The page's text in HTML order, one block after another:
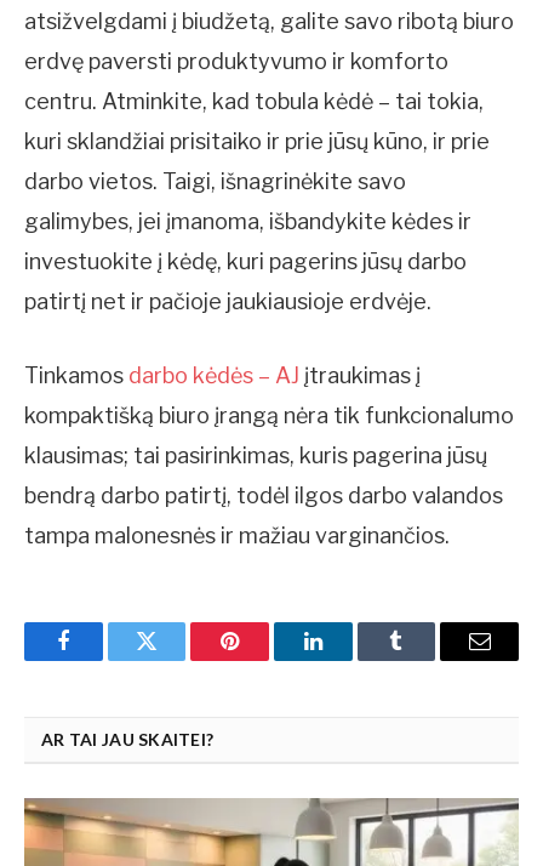
atsižvelgdami į biudžetą, galite savo ribotą biuro
erdvę paversti produktyvumo ir komforto
centru. Atminkite, kad tobula kėdė – tai tokia,
kuri sklandžiai prisitaiko ir prie jūsų kūno, ir prie
darbo vietos. Taigi, išnagrinėkite savo
galimybes, jei įmanoma, išbandykite kėdes ir
investuokite į kėdę, kuri pagerins jūsų darbo
patirtį net ir pačioje jaukiausioje erdvėje.
Tinkamos darbo kėdės – AJ įtraukimas į
kompaktišką biuro įrangą nėra tik funkcionalumo
klausimas; tai pasirinkimas, kuris pagerina jūsų
bendrą darbo patirtį, todėl ilgos darbo valandos
tampa malonesnės ir mažiau varginančios.
FacebookTwitter Pinterest LinkedInTumblr Email
AR TAI JAU SKAITEI?